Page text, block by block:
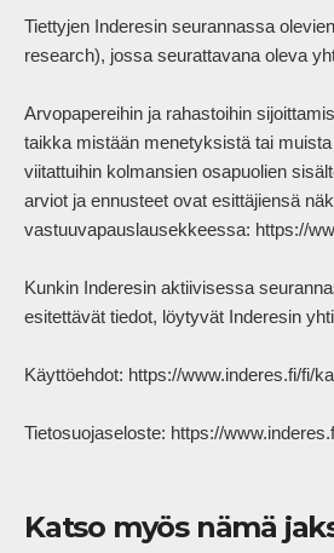
Tiettyjen Inderesin seurannassa
research), jossa seurattavana oleva
Arvopapereihin ja rahastoihin
taikka mistään menetyksistä tai
viitattuihin kolmansien osapuolien
arviot ja ennusteet ovat esittäjiensä
vastuuvapauslausekkeessa: https://
Kunkin Inderesin aktiivisessa
esitettävät tiedot, löytyvät Inderesin
Käyttöehdot: https://www.inderes.fi/fi/
Tietosuojaseloste: https://
Katso myös nämä